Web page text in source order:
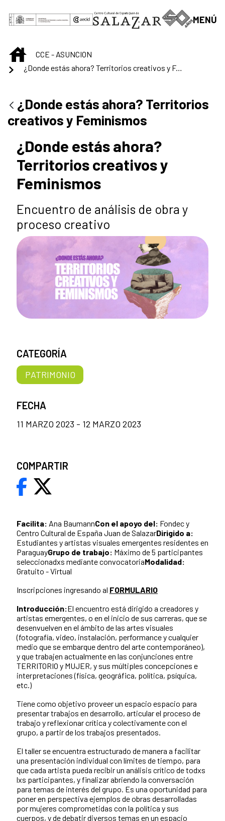
Saltar al contenido principal
MENÚ
INICIOCCE - ASUNCION
¿Donde estás ahora? Territorios creativos y Feminismos
¿Donde estás ahora? Territorios
creativos y Feminismos
¿Donde estás ahora?
Territorios creativos y
Feminismos
Encuentro de análisis de obra y
proceso creativo
Facilita: Ana BaumannCon el apoyo del: Fondec y
Centro Cultural de España Juan de SalazarDirigido a:
Estudiantes y artistas visuales emergentes residentes en
ParaguayGrupo de trabajo: Máximo de 5 participantes
seleccionadxs mediante convocatoriaModalidad:
Gratuito - Virtual
Inscripciones ingresando al FORMULARIO
Introducción:El encuentro está dirigido a creadores y
artistas emergentes, o en el inicio de sus carreras, que se
desenvuelven en el ámbito de las artes visuales
(fotografía, video, instalación, performance y cualquier
medio que se embarque dentro del arte contemporáneo),
y que trabajen actualmente en las conjunciones entre
TERRITORIO y MUJER, y sus múltiples concepciones e
interpretaciones (física, geográfica, política, psíquica,
etc.)
Tiene como objetivo proveer un espacio espacio para
presentar trabajos en desarrollo, articular el proceso de
trabajo y reflexionar crítica y colectivamente con el
grupo, a partir de los trabajos presentados.
El taller se encuentra estructurado de manera a facilitar
una presentación individual con límites de tiempo, para
que cada artista pueda recibir un análisis crítico de todxs
lxs participantes, y finalizar abriendo la conversación
para temas de interés del grupo. Es una oportunidad para
poner en perspectiva ejemplos de obras desarrolladas
por mujeres comprometidas con la política y sus
cuerpos, y de debatir diversos temas en un espacio
CATEGORÍA
PATRIMONIO
FECHA
11 MARZO 2023 - 12 MARZO 2023
COMPARTIR